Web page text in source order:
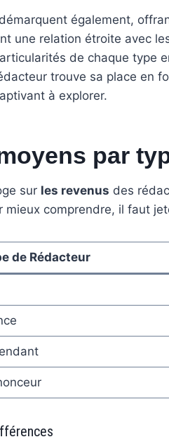
également,
une relation étroite avec
de chaque type
trouve sa place en
à explorer.
par
sur les revenus des
mieux comprendre, il faut
de Rédacteur